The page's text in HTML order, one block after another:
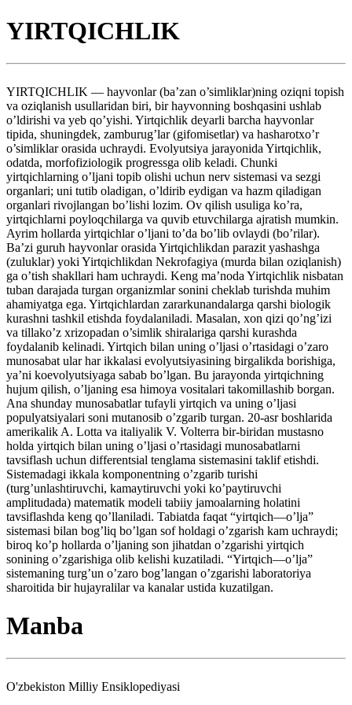
YIRTQICHLIK
YIRTQICHLIK — hayvonlar (ba’zan o’simliklar)ning oziqni topish
va oziqlanish usullaridan biri, bir hayvonning boshqasini ushlab
o’ldirishi va yeb qo’yishi. Yirtqichlik deyarli barcha hayvonlar
tipida, shuningdek, zamburug’lar (gifomisetlar) va hasharotxo’r
o’simliklar orasida uchraydi. Evolyutsiya jarayonida Yirtqichlik,
odatda, morfofiziologik progressga olib keladi. Chunki
yirtqichlarning o’ljani topib olishi uchun nerv sistemasi va sezgi
organlari; uni tutib oladigan, o’ldirib eydigan va hazm qiladigan
organlari rivojlangan bo’lishi lozim. Ov qilish usuliga ko’ra,
yirtqichlarni poyloqchilarga va quvib etuvchilarga ajratish mumkin.
Ayrim hollarda yirtqichlar o’ljani to’da bo’lib ovlaydi (bo’rilar).
Ba’zi guruh hayvonlar orasida Yirtqichlikdan parazit yashashga
(zuluklar) yoki Yirtqichlikdan Nekrofagiya (murda bilan oziqlanish)
ga o’tish shakllari ham uchraydi. Keng ma’noda Yirtqichlik nisbatan
tuban darajada turgan organizmlar sonini cheklab turishda muhim
ahamiyatga ega. Yirtqichlardan zararkunandalarga qarshi biologik
kurashni tashkil etishda foydalaniladi. Masalan, xon qizi qo’ng’izi
va tillako’z xrizopadan o’simlik shiralariga qarshi kurashda
foydalanib kelinadi. Yirtqich bilan uning o’ljasi o’rtasidagi o’zaro
munosabat ular har ikkalasi evolyutsiyasining birgalikda borishiga,
ya’ni koevolyutsiyaga sabab bo’lgan. Bu jarayonda yirtqichning
hujum qilish, o’ljaning esa himoya vositalari takomillashib borgan.
Ana shunday munosabatlar tufayli yirtqich va uning o’ljasi
populyatsiyalari soni mutanosib o’zgarib turgan. 20-asr boshlarida
amerikalik A. Lotta va italiyalik V. Volterra bir-biridan mustasno
holda yirtqich bilan uning o’ljasi o’rtasidagi munosabatlarni
tavsiflash uchun differentsial tenglama sistemasini taklif etishdi.
Sistemadagi ikkala komponentning o’zgarib turishi
(turg’unlashtiruvchi, kamaytiruvchi yoki ko’paytiruvchi
amplitudada) matematik modeli tabiiy jamoalarning holatini
tavsiflashda keng qo’llaniladi. Tabiatda faqat “yirtqich—o’lja”
sistemasi bilan bog’liq bo’lgan sof holdagi o’zgarish kam uchraydi;
biroq ko’p hollarda o’ljaning son jihatdan o’zgarishi yirtqich
sonining o’zgarishiga olib kelishi kuzatiladi. “Yirtqich—o’lja”
sistemaning turg’un o’zaro bog’langan o’zgarishi laboratoriya
sharoitida bir hujayralilar va kanalar ustida kuzatilgan.
Manba
O'zbekiston Milliy Ensiklopediyasi